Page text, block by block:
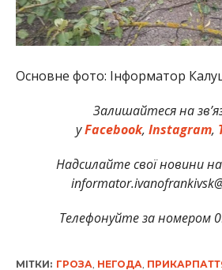
Основне фото: Інформатор
Залишайтеся на
уFacebook, Instagram,
Надсилайте свої новини
Телефонуйте за номером
МІТКИ: ГРОЗА НЕГОДА